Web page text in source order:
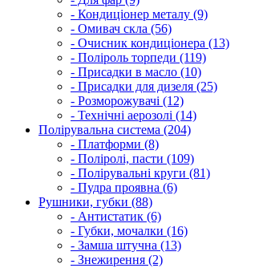
- Кондиціонер металу (9)
- Омивач скла (56)
- Очисник кондиціонера (13)
- Поліроль торпеди (119)
- Присадки в масло (10)
- Присадки для дизеля (25)
- Розморожувачі (12)
- Технічні аерозолі (14)
Полірувальна система (204)
- Платформи (8)
- Поліролі, пасти (109)
- Полірувальні круги (81)
- Пудра проявна (6)
Рушники, губки (88)
- Антистатик (6)
- Губки, мочалки (16)
- Замша штучна (13)
- Знежирення (2)